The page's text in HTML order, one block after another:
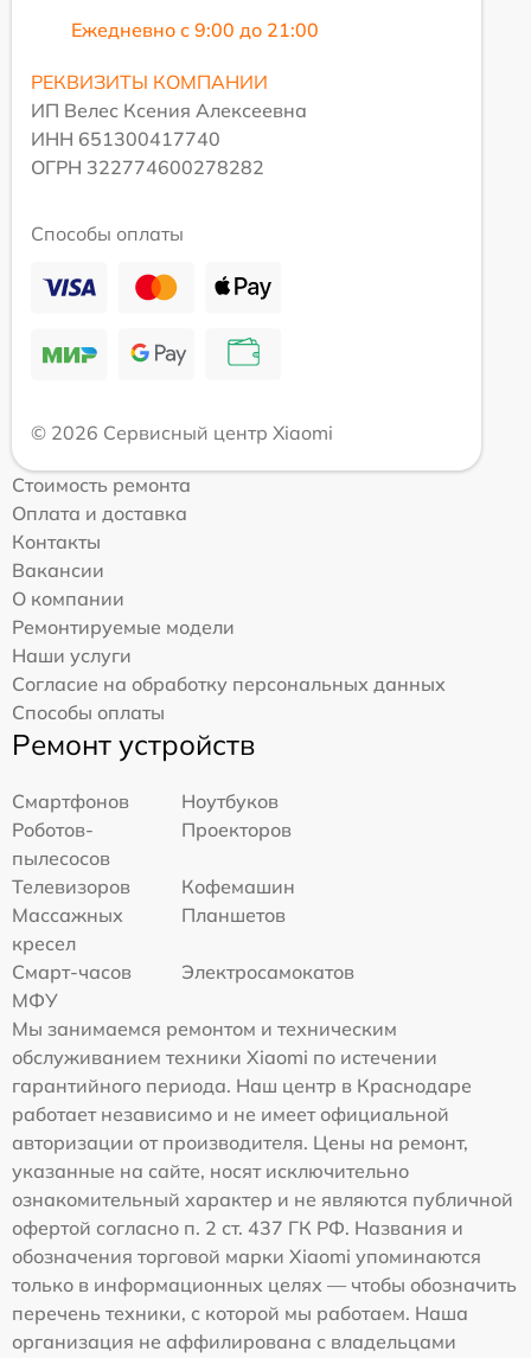
Ежедневно с 9:00 до 21:00
РЕКВИЗИТЫ КОМПАНИИ
ИП Велес Ксения Алексеевна
ИНН 651300417740
ОГРН 322774600278282
Способы оплаты
© 2026 Сервисный центр Xiaomi
Стоимость ремонта
Оплата и доставка
Контакты
Вакансии
О компании
Ремонтируемые модели
Наши услуги
Согласие на обработку персональных данных
Способы оплаты
Ремонт устройств
Смартфонов
Ноутбуков
Роботов-
пылесосов
Проекторов
Телевизоров
Кофемашин
Массажных
кресел
Планшетов
Смарт-часов
Электросамокатов
МФУ
Мы занимаемся ремонтом и техническим
обслуживанием техники Xiaomi по истечении
гарантийного периода. Наш центр в Краснодаре
работает независимо и не имеет официальной
авторизации от производителя. Цены на ремонт,
указанные на сайте, носят исключительно
ознакомительный характер и не являются публичной
офертой согласно п. 2 ст. 437 ГК РФ. Названия и
обозначения торговой марки Xiaomi упоминаются
только в информационных целях — чтобы обозначить
перечень техники, с которой мы работаем. Наша
организация не аффилирована с владельцами